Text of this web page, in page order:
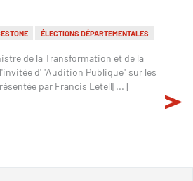
ÉLECTIONS DÉPARTEMENTALES
de la Transformation et de la
d' "Audition Publique" sur les
par Francis Letell[...]